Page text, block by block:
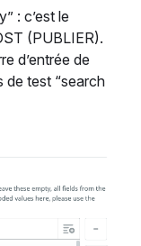
: c’est le
(PUBLIER).
d’entrée de
de test “search